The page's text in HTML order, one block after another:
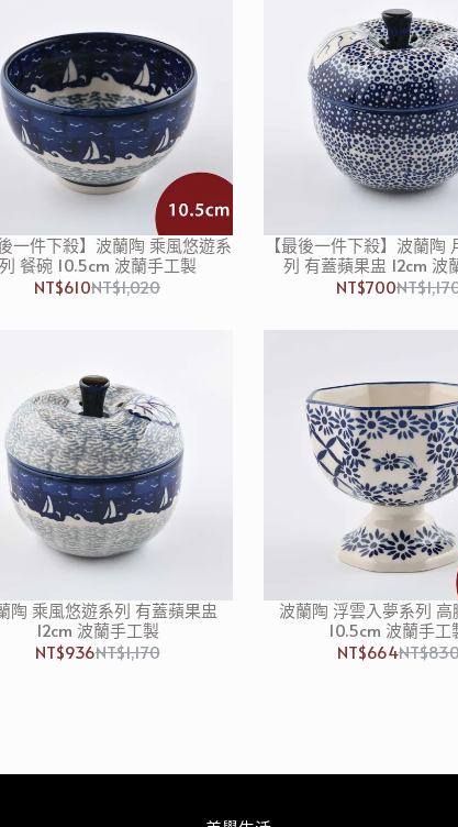
一件下殺】波蘭陶 乘風悠遊系
餐碗 10.5cm 波蘭手工製
NT$610NT$1,020
【最後一件下殺】波蘭陶
列 有蓋蘋果盅 12cm 波
NT$700
陶 乘風悠遊系列 有蓋蘋果盅
12cm 波蘭手工製
NT$936NT$1,170
波蘭陶 浮雲入夢系列 高
10.5cm 波蘭手工
NT$664